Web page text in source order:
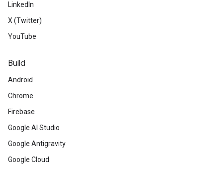
LinkedIn
X (Twitter)
YouTube
Build
Android
Chrome
Firebase
Google AI Studio
Google Antigravity
Google Cloud